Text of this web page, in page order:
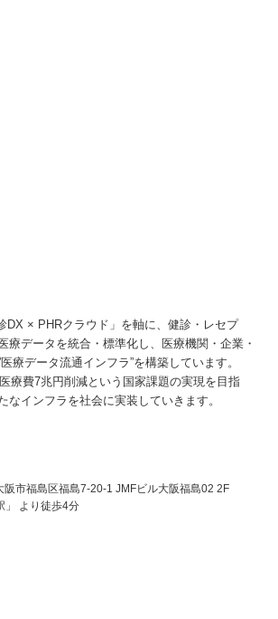
DX × PHRクラウド」を軸に、健診・レセプ
療データを統合・標準化し、医療機関・企業・
療データ流通インフラ”を構築しています。
療費7兆円削減という国家課題の実現を目指
なインフラを社会に実装していきます。
市福島区福島7-20-1 JMFビル大阪福島02 2F
」 より徒歩4分